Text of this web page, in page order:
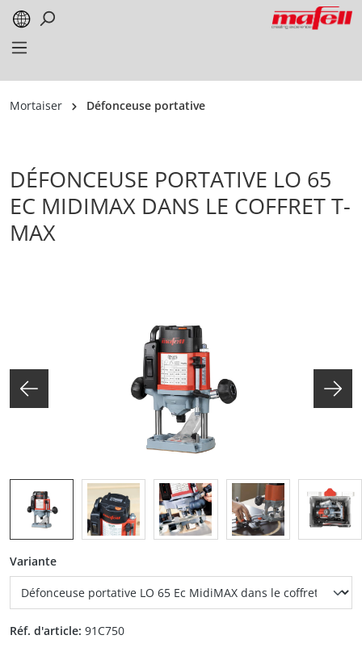
springen
Mortaiser Défonceuse portative
DÉFONCEUSE PORTATIVE LO 65
EC MIDIMAX DANS LE COFFRET T-
MAX
Varianteauswählen
Réf. d'article: 91C750